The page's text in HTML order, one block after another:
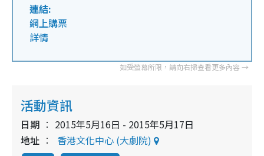
連結:
網上購票
詳情
活動資訊
日期
2015年5月16日 - 2015年5月17日
地址
香港文化中心 (大劇院)